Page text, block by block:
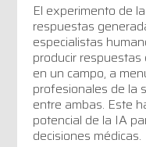
El experimento de
respuestas
especialistas
producir
en un campo, a
profesionales de la
entre ambas. Este
potencial de la IA
decisiones médicas.